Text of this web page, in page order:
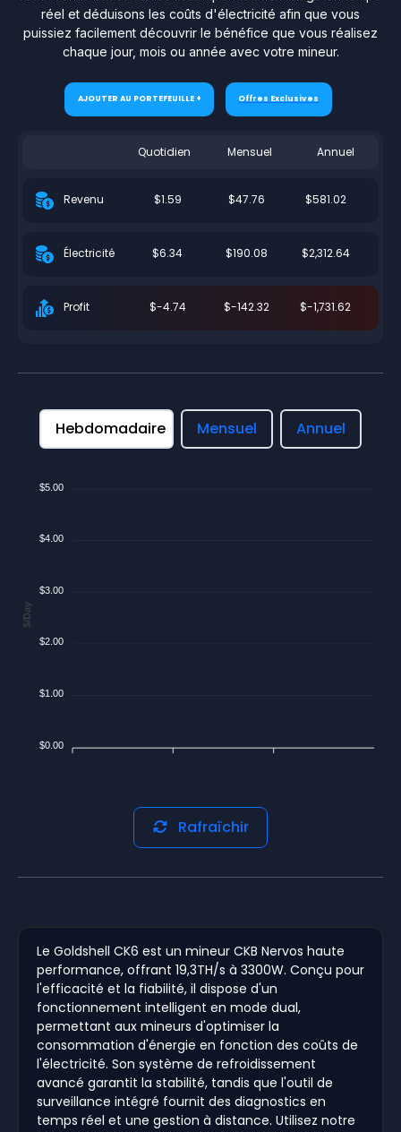
réel et déduisons les coûts d'électricité afin que vous
puissiez facilement découvrir le bénéfice que vous réalisez
chaque jour, mois ou année avec votre mineur.
AJOUTER AU PORTEFEUILLE + Offres Exclusives
Quotidien Mensuel Annuel
Revenu $1.59 $47.76 $581.02
Électricité $6.34 $190.08 $2,312.64
Profit $-4.74 $-142.32 $-1,731.62
Hebdomadaire Mensuel Annuel
$5.00
$4.00
$3.00
$2.00
$1.00
$0.00
$/Day
Rafraîchir
Le Goldshell CK6 est un mineur CKB Nervos haute
performance, offrant 19,3TH/s à 3300W. Conçu pour
l'efficacité et la fiabilité, il dispose d'un
fonctionnement intelligent en mode dual,
permettant aux mineurs d'optimiser la
consommation d'énergie en fonction des coûts de
l'électricité. Son système de refroidissement
avancé garantit la stabilité, tandis que l'outil de
surveillance intégré fournit des diagnostics en
temps réel et une gestion à distance. Utilisez notre